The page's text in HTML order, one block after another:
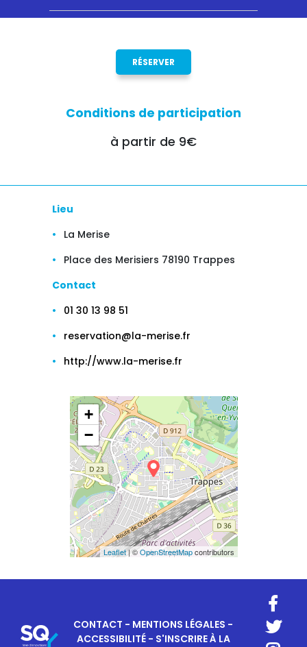
RÉSERVER
Conditions de participation
à partir de 9€
Lieu
La Merise
Place des Merisiers 78190 Trappes
Contact
01 30 13 98 51
reservation@la-merise.fr
http://www.la-merise.fr
+
−
Leaflet| ©OpenStreetMapcontributors
CONTACT - MENTIONS LÉGALES -
ACCESSIBILITÉ- S'INSCRIRE À LA